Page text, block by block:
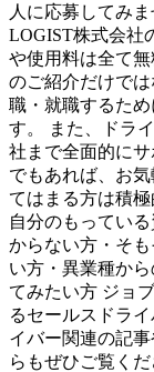
人に応募してみ
LOGIST株式会
や使用料は全て
のご紹介だけで
職・就職するた
す。 また、ドラ
社まで全面的に
でもあれば、お
てはまる方は積
自分のもってい
からない方・そ
い方・異業種か
てみたい方 ジョ
るセールスドラ
イバー関連の記
らもぜひご覧く